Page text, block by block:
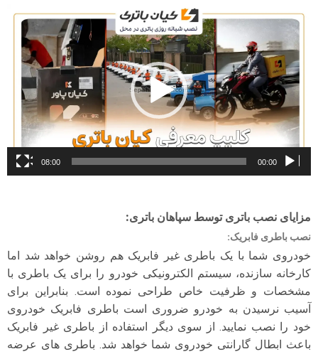
نمایشگر
ویدیو
00:00
08:00
مزایای نصب باتری توسط سپاهان باتری:
نصب باطری فابریک:
خودروی شما با یک باطری غیر فابریک هم روشن خواهد شد اما
کارخانه سازنده، سیستم الکترونیکی خودرو را برای یک باطری با
مشخصات و ظرفیت خاص طراحی نموده است. بنابراین برای
آسیب نرسیدن به خودرو ضروری است باطری فابریک خودروی
خود را نصب نمایید. از سوی دیگر استفاده از باطری غیر فابریک
باعث ابطال گارانتی خودروی شما خواهد شد. باطری های عرضه